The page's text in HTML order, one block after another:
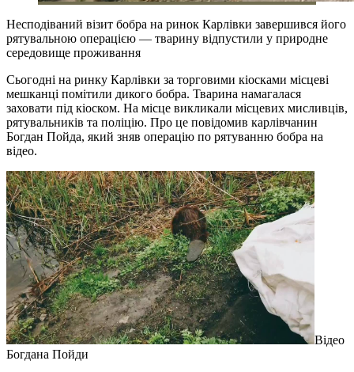
Несподіваний візит бобра на ринок Карлівки завершився його
рятувальною операцією — тварину відпустили у природне
середовище проживання
Сьогодні на ринку Карлівки за торговими кіосками місцеві
мешканці помітили дикого бобра. Тварина намагалася
заховати під кіоском. На місце викликали місцевих мисливців,
рятувальників та поліцію. Про це повідомив карлівчанин
Богдан Пойда, який зняв операцію по рятуванню бобра на
відео.
Відео
Богдана Пойди